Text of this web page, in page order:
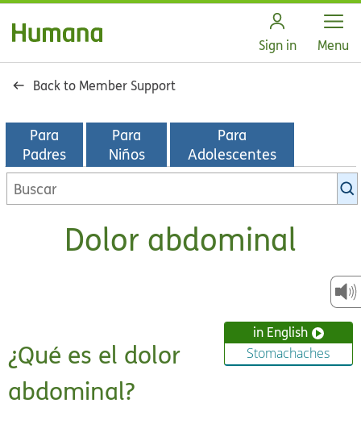
Sign in Open
Menu
Back to Member Support
Para
Padres
Para
Niños
Para
Adolescentes
Buscar
en
Dolor abdominal
in English
Stomachaches
¿Qué es el dolor
abdominal?